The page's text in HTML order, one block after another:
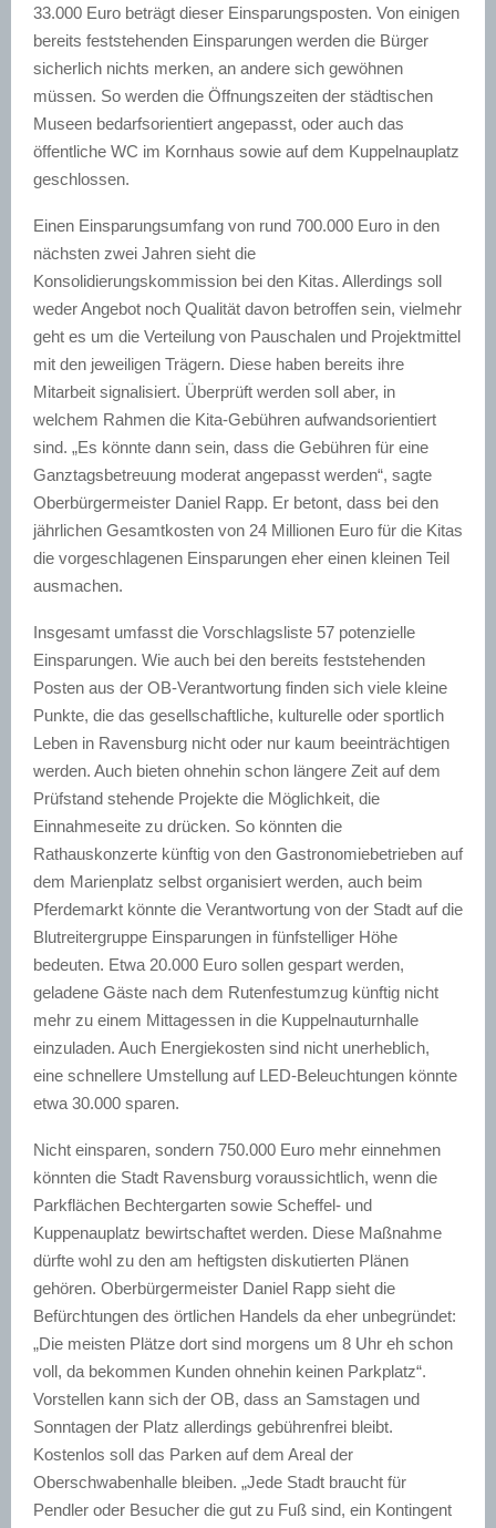
33.000 Euro beträgt dieser Einsparungsposten. Von einigen
bereits feststehenden Einsparungen werden die Bürger
sicherlich nichts merken, an andere sich gewöhnen
müssen. So werden die Öffnungszeiten der städtischen
Museen bedarfsorientiert angepasst, oder auch das
öffentliche WC im Kornhaus sowie auf dem Kuppelnauplatz
geschlossen.
Einen Einsparungsumfang von rund 700.000 Euro in den
nächsten zwei Jahren sieht die
Konsolidierungskommission bei den Kitas. Allerdings soll
weder Angebot noch Qualität davon betroffen sein, vielmehr
geht es um die Verteilung von Pauschalen und Projektmittel
mit den jeweiligen Trägern. Diese haben bereits ihre
Mitarbeit signalisiert. Überprüft werden soll aber, in
welchem Rahmen die Kita-Gebühren aufwandsorientiert
sind. „Es könnte dann sein, dass die Gebühren für eine
Ganztagsbetreuung moderat angepasst werden“, sagte
Oberbürgermeister Daniel Rapp. Er betont, dass bei den
jährlichen Gesamtkosten von 24 Millionen Euro für die Kitas
die vorgeschlagenen Einsparungen eher einen kleinen Teil
ausmachen.
Insgesamt umfasst die Vorschlagsliste 57 potenzielle
Einsparungen. Wie auch bei den bereits feststehenden
Posten aus der OB-Verantwortung finden sich viele kleine
Punkte, die das gesellschaftliche, kulturelle oder sportlich
Leben in Ravensburg nicht oder nur kaum beeinträchtigen
werden. Auch bieten ohnehin schon längere Zeit auf dem
Prüfstand stehende Projekte die Möglichkeit, die
Einnahmeseite zu drücken. So könnten die
Rathauskonzerte künftig von den Gastronomiebetrieben auf
dem Marienplatz selbst organisiert werden, auch beim
Pferdemarkt könnte die Verantwortung von der Stadt auf die
Blutreitergruppe Einsparungen in fünfstelliger Höhe
bedeuten. Etwa 20.000 Euro sollen gespart werden,
geladene Gäste nach dem Rutenfestumzug künftig nicht
mehr zu einem Mittagessen in die Kuppelnauturnhalle
einzuladen. Auch Energiekosten sind nicht unerheblich,
eine schnellere Umstellung auf LED-Beleuchtungen könnte
etwa 30.000 sparen.
Nicht einsparen, sondern 750.000 Euro mehr einnehmen
könnten die Stadt Ravensburg voraussichtlich, wenn die
Parkflächen Bechtergarten sowie Scheffel- und
Kuppenauplatz bewirtschaftet werden. Diese Maßnahme
dürfte wohl zu den am heftigsten diskutierten Plänen
gehören. Oberbürgermeister Daniel Rapp sieht die
Befürchtungen des örtlichen Handels da eher unbegründet:
„Die meisten Plätze dort sind morgens um 8 Uhr eh schon
voll, da bekommen Kunden ohnehin keinen Parkplatz“.
Vorstellen kann sich der OB, dass an Samstagen und
Sonntagen der Platz allerdings gebührenfrei bleibt.
Kostenlos soll das Parken auf dem Areal der
Oberschwabenhalle bleiben. „Jede Stadt braucht für
Pendler oder Besucher die gut zu Fuß sind, ein Kontingent